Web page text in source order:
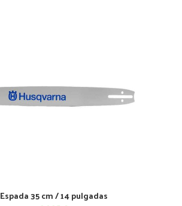
AÑADIR AL CARRITO
Espada 35 cm / 14 pulgadas